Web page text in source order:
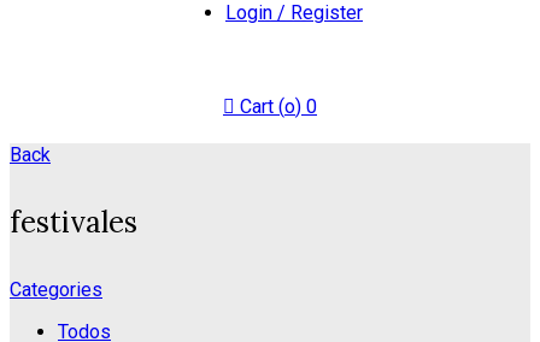
Login / Register
Cart (o) 0
Back
festivales
Categories
Todos